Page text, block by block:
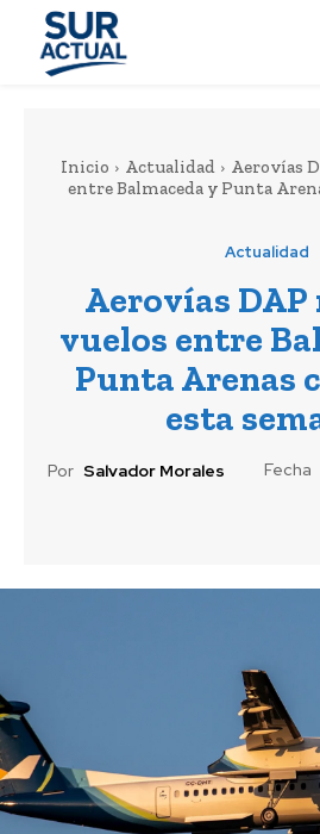
Inicio Actualidad
Aerovías
entre Balmaceda y Punta
Actualidad
Aerovías
vuelos entre
Punta Arenas
esta
Por Salvador Morales Fecha